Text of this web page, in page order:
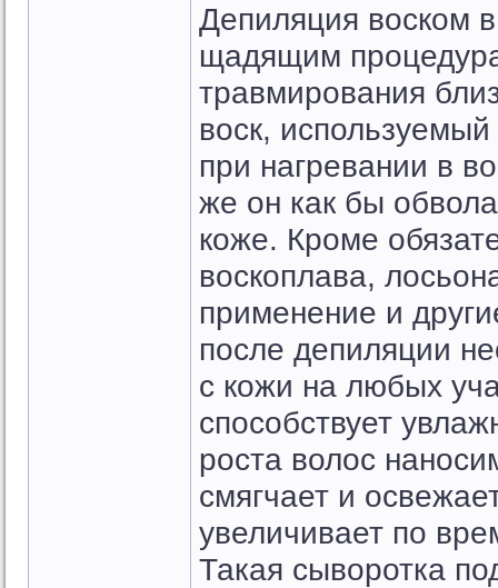
Депиляция воском
щадящим
травмирования
воск,
при нагревании в
же он как бы
коже. Кроме
воскоплава,
применение и
после депиляции
с кожи на любых
способствует
роста волос
смягчает и
увеличивает по
Такая сыворотка